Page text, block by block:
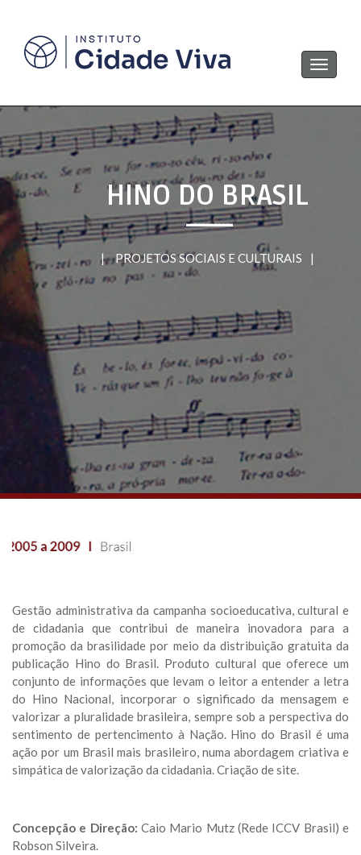
HINO DO BRASIL
| PROJETOS SOCIAIS E CULTURAIS |
Gestão administrativa da campanha socioeducativa, cultural e
de cidadania que contribui de maneira inovadora para a
promoção da brasilidade por meio da distribuição gratuita da
publicação Hino do Brasil. Produto cultural que oferece um
conjunto de informações que levam o leitor a entender a letra
do Hino Nacional, incorporar o significado da mensagem e
valorizar a pluralidade brasileira, sempre sob a perspectiva do
sentimento de pertencimento à Nação. Hino do Brasil é uma
ação por um Brasil mais brasileiro, numa abordagem criativa e
simpática de valorização da cidadania. Criação de site.
Concepção e Direção: Caio Mario Mutz (Rede ICCV Brasil) e
Robson Silveira.